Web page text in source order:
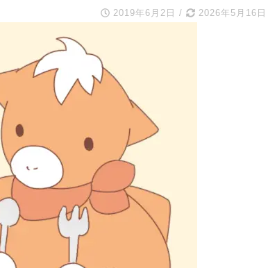
2019年6月2日 / 2026年5月16日